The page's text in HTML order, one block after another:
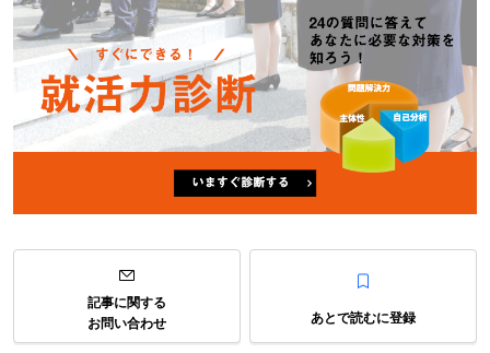
記事に関する
お問い合わせ
あとで読むに登録